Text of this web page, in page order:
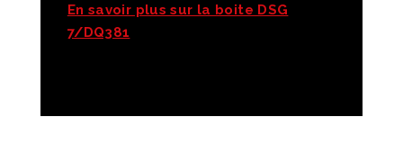
En savoir plus sur la boite DSG
7/DQ381